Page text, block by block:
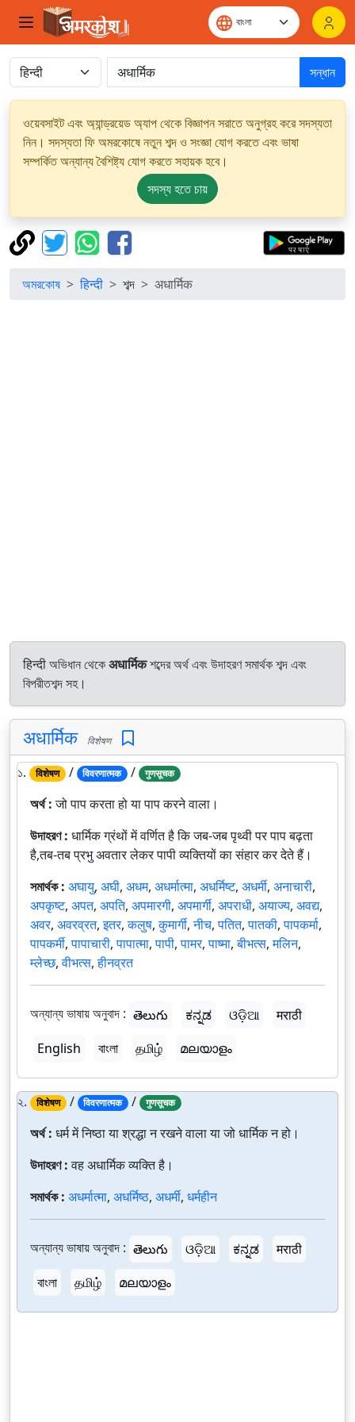
সন্ধান
ওয়েবসাইট এবং অ্যান্ড্রয়েড অ্যাপ থেকে বিজ্ঞাপন সরাতে অনুগ্রহ করে সদস্যতা
নিন। সদস্যতা ফি অমরকোষে নতুন শব্দ ও সংজ্ঞা যোগ করতে এবং ভাষা
সম্পর্কিত অন্যান্য বৈশিষ্ট্য যোগ করতে সহায়ক হবে।
সদস্য হতে চায়
অমরকোষ हिन्दी শব্দ अधार्मिक
हिन्दी অভিধান থেকেअधार्मिकশব্দের অর্থ এবং উদাহরণ সমার্থক শব্দ এবং
বিপরীতশব্দ সহ।
अधार्मिक विशेषण
১. विशेषण / विवरणात्मक / गुणसूचक
অর্থ :जो पाप करता हो या पाप करने वाला।
উদাহরণ : धार्मिक ग्रंथों में वर्णित है कि जब-जब पृथ्वी पर पाप बढ़ता
है,तब-तब प्रभु अवतार लेकर पापी व्यक्तियों का संहार कर देते हैं।
সমার্থক : अघायु, अघी, अधम, अधर्मात्मा, अधर्मिष्ट, अधर्मी, अनाचारी,
अपकृष्ट, अपत, अपति, अपमारगी, अपमार्गी, अपराधी, अयाज्य, अवद्य,
अवर, अवरव्रत,इतर,कलुष,कुमार्गी,नीच,पतित,पातकी,पापकर्मा,
पापकर्मी,पापाचारी,पापात्मा,पापी,पामर,पाष्मा,बीभत्स,मलिन,
म्लेच्छ,वीभत्स,हीनव्रत
অন্যান্য ভাষায় অনুবাদ : తెలుగు ಕನ್ನಡ ଓଡ଼ିଆ
मराठी
English
বাংলা தமிழ் മലയാളം
২. विशेषण / विवरणात्मक / गुणसूचक
অর্থ : धर्म में निष्ठा या श्रद्धा न रखने वाला या जो धार्मिक न हो।
উদাহরণ :वह अधार्मिक व्यक्ति है।
সমার্থক : अधर्मात्मा, अधर्मिष्ठ, अधर्मी, धर्महीन
অন্যান্য ভাষায় অনুবাদ : తెలుగు ଓଡ଼ିଆ ಕನ್ನಡ
मराठी
বাংলা
தமிழ் മലയാളം